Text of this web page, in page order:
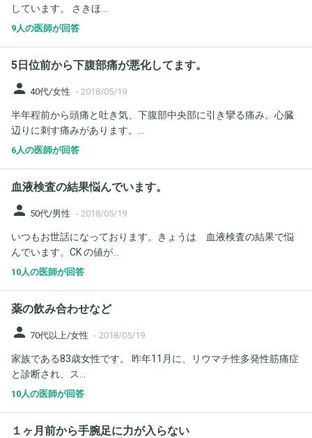
しています。 さきほ...
9人の医師が回答
5日位前から下腹部痛が悪化してます。
person 40代/女性 - 2018/05/19
半年程前から頭痛と吐き気、下腹部中央部に引き攣る痛み。心臓
辺りに刺す痛みがあります。...
6人の医師が回答
血液検査の結果悩んでいます。
person 50代/男性 - 2018/05/19
いつもお世話になっております。きょうは 血液検査の結果で悩
んでいます。CK の値が...
10人の医師が回答
薬の飲み合わせなど
person 70代以上/女性 - 2018/05/19
家族である83歳女性です。 昨年11月に、リウマチ性多発性筋痛症
と診断され、ス...
10人の医師が回答
１ヶ月前から手腕足に力が入らない